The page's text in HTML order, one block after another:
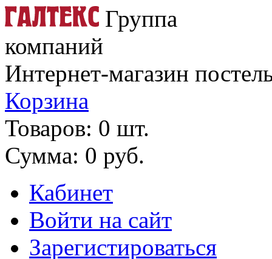
Группа
компаний
Интернет-магазин
Корзина
Товаров: 0 шт.
Сумма: 0 руб.
Кабинет
Войти на сайт
Зарегистироваться